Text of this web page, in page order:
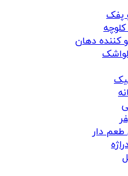
پفک
کننده دهان
دار